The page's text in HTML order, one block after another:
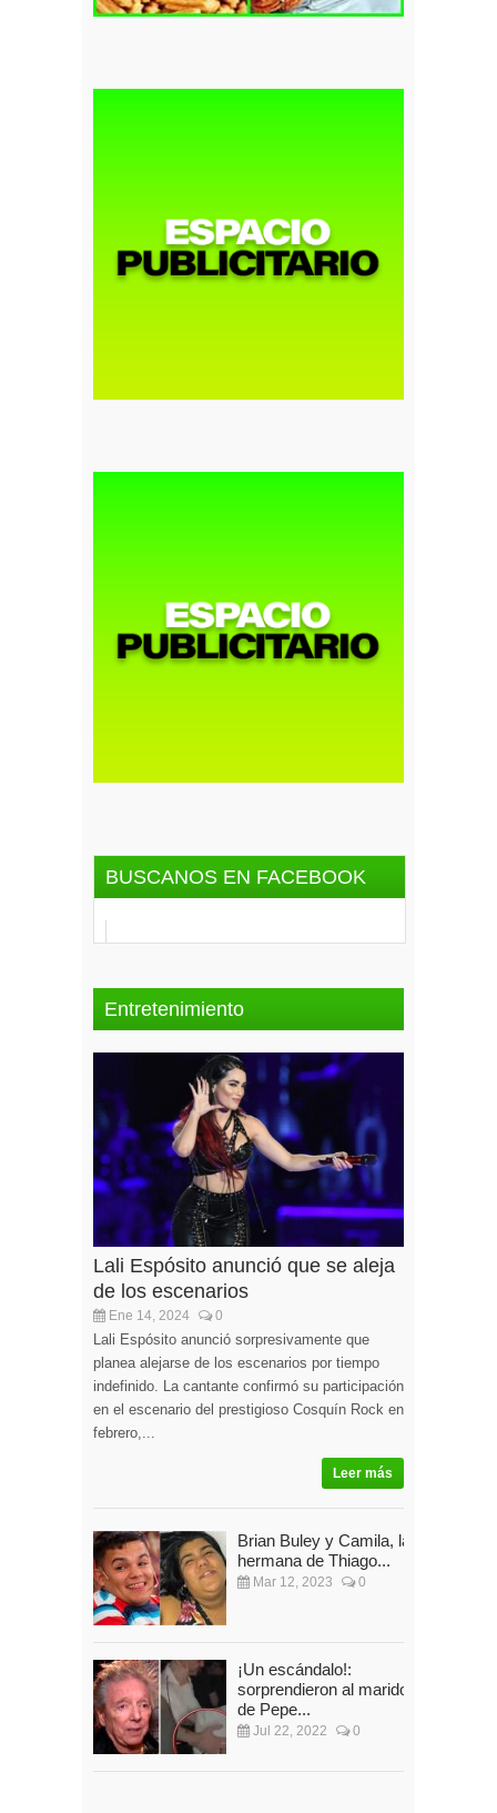
BUSCANOS EN FACEBOOK
Entretenimiento
Lali Espósito anunció que se aleja
de los escenarios
Ene 14, 2024 0
Lali Espósito anunció sorpresivamente que
planea alejarse de los escenarios por tiempo
indefinido. La cantante confirmó su participación
en el escenario del prestigioso Cosquín Rock en
febrero,...
Leer más
Brian Buley y Camila, la
hermana de Thiago...
Mar 12, 2023 0
¡Un escándalo!:
sorprendieron al marido
de Pepe...
Jul 22, 2022 0